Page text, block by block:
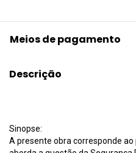
Meios de pagamento
Descrição
Sinopse:
A presente obra corresponde